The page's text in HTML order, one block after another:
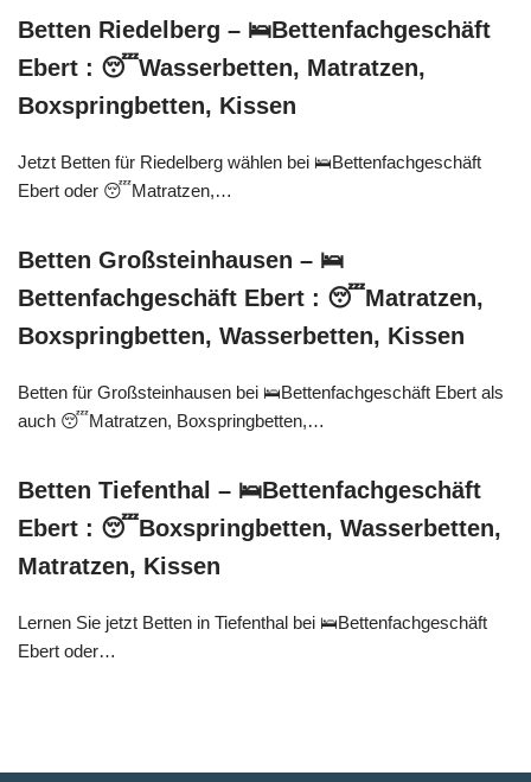
Betten Riedelberg – 🛌Bettenfachgeschäft
Ebert : 😴Wasserbetten, Matratzen,
Boxspringbetten, Kissen
Jetzt Betten für Riedelberg wählen bei 🛌Bettenfachgeschäft
Ebert oder 😴Matratzen,…
Betten Großsteinhausen – 🛌
Bettenfachgeschäft Ebert : 😴Matratzen,
Boxspringbetten, Wasserbetten, Kissen
Betten für Großsteinhausen bei 🛌Bettenfachgeschäft Ebert als
auch 😴Matratzen, Boxspringbetten,…
Betten Tiefenthal – 🛌Bettenfachgeschäft
Ebert : 😴Boxspringbetten, Wasserbetten,
Matratzen, Kissen
Lernen Sie jetzt Betten in Tiefenthal bei 🛌Bettenfachgeschäft
Ebert oder…